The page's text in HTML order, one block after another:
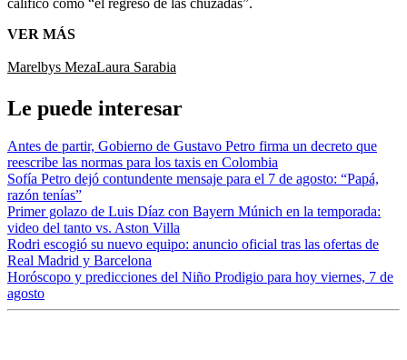
VER MÁS
Marelbys MezaLaura Sarabia
Le puede interesar
Antes de partir, Gobierno de Gustavo Petro firma un decreto que
reescribe las normas para los taxis en Colombia
Sofía Petro dejó contundente mensaje para el 7 de agosto: “Papá,
razón tenías”
Primer golazo de Luis Díaz con Bayern Múnich en la temporada:
video del tanto vs. Aston Villa
Rodri escogió su nuevo equipo: anuncio oficial tras las ofertas de
Real Madrid y Barcelona
Horóscopo y predicciones del Niño Prodigio para hoy viernes, 7 de
agosto